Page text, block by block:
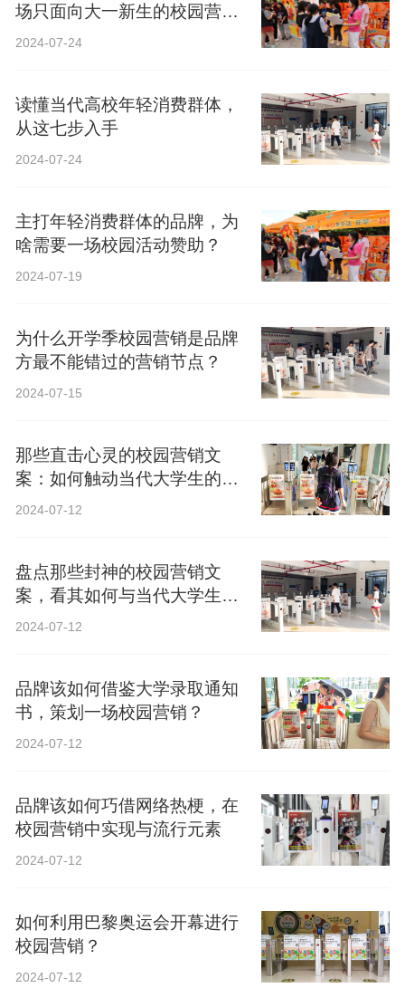
场只面向大一新生的校园营
销？
2024-07-24
读懂当代高校年轻消费群体，
从这七步入手
2024-07-24
主打年轻消费群体的品牌，为
啥需要一场校园活动赞助？
2024-07-19
为什么开学季校园营销是品牌
方最不能错过的营销节点？
2024-07-15
那些直击心灵的校园营销文
案：如何触动当代大学生的心
弦？
2024-07-12
盘点那些封神的校园营销文
案，看其如何与当代大学生精
神共鸣？
2024-07-12
品牌该如何借鉴大学录取通知
书，策划一场校园营销？
2024-07-12
品牌该如何巧借网络热梗，在
校园营销中实现与流行元素
2024-07-12
如何利用巴黎奥运会开幕进行
校园营销？
2024-07-12